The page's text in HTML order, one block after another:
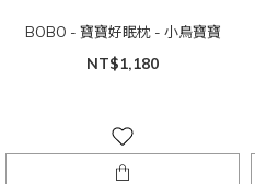
BOBO - 寶寶好眠枕 - 小鳥寶寶
NT$1,180